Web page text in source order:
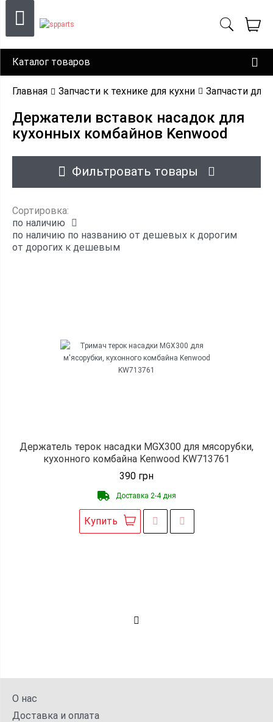
Каталог товаров
Главная Запчасти к технике для кухни Запчасти для
Держатели вставок насадок для
кухонных комбайнов Kenwood
Фильтровать товары
Сортировка:
по наличию
по наличию по названию от дешевых к дорогим
от дорогих к дешевым
Держатель терок насадки MGX300 для мясорубки,
кухонного комбайна Kenwood KW713761
390 грн
Доставка 2-4 дня
Купить
О нас
Доставка и оплата